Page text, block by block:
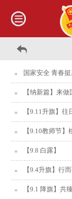
国家安全 青春挺膺丨西
【纳新篇】来做
【9.11升旗】
【9.10教师节
【9.8 白露】
【9.4升旗】行
【9.1 降旗】共